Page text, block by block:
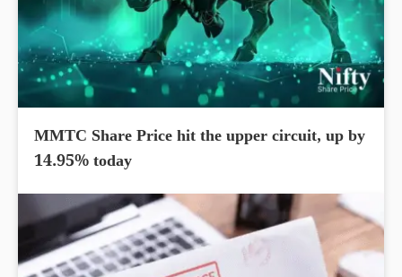
MMTC Share Price hit the upper circuit, up by
14.95% today